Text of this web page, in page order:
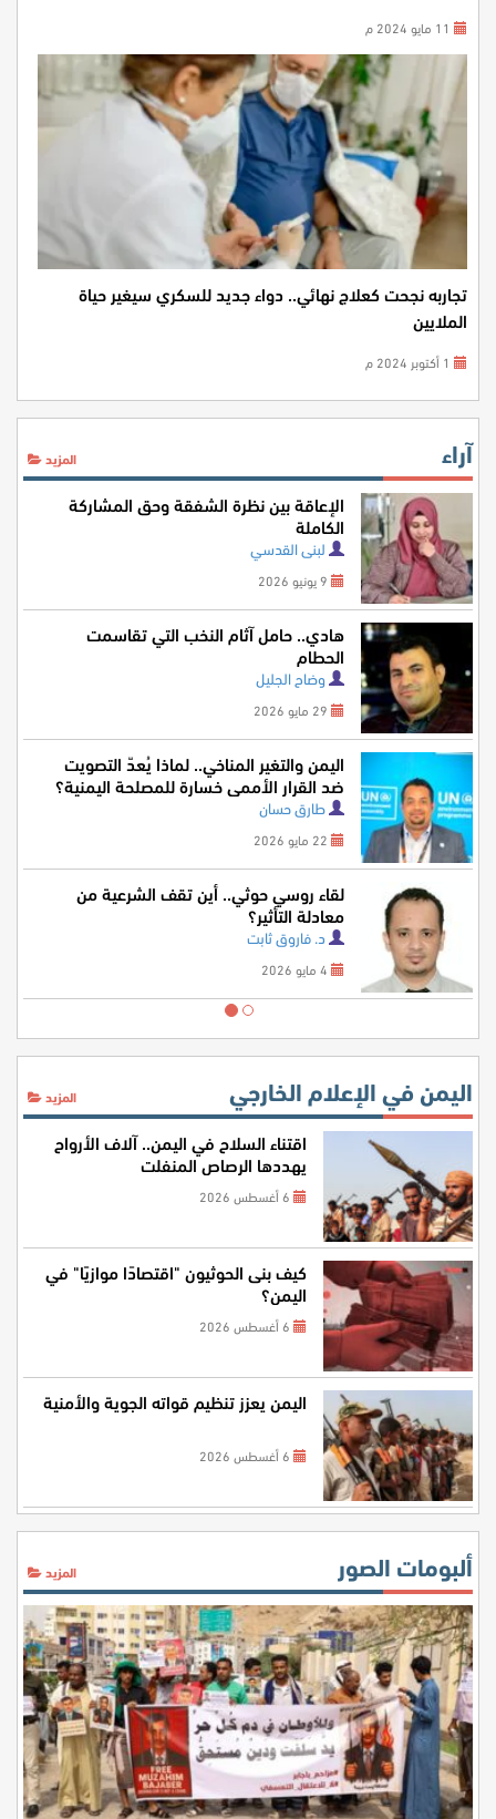
تجاربه نجحت كعلاج نهائي.. دواء جديد للسكري سيغير حياة
الملايين
آراء المزيد
الإعاقة بين نظرة الشفقة وحق المشاركة
الكاملة
لبنى القدسي
هادي.. حامل آثام النخب التي تقاسمت
الحطام
وضاح الجليل
اليمن والتغير المناخي.. لماذا يُعدّ التصويت
ضد القرار الأممي خسارة للمصلحة اليمنية؟
طارق حسان
لقاء روسي حوثي.. أين تقف الشرعية من
معادلة التأثير؟
د. فاروق ثابت
اليمن في الإعلام الخارجي المزيد
اقتناء السلاح في اليمن.. آلاف الأرواح
يهددها الرصاص المنفلت
كيف بنى الحوثيون "اقتصادًا موازيًا" في
اليمن؟
اليمن يعزز تنظيم قواته الجوية والأمنية
ألبومات الصور المزيد